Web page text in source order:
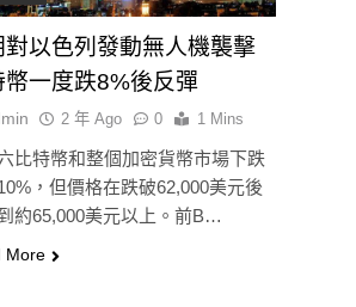
對以色列發動無人機襲擊
幣一度跌8%後反彈
2 年 Ago 0 1 Mins
六比特幣和整個加密貨幣市場下跌
，但價格在跌破62,000美元後
約65,000美元以上。前B…
More